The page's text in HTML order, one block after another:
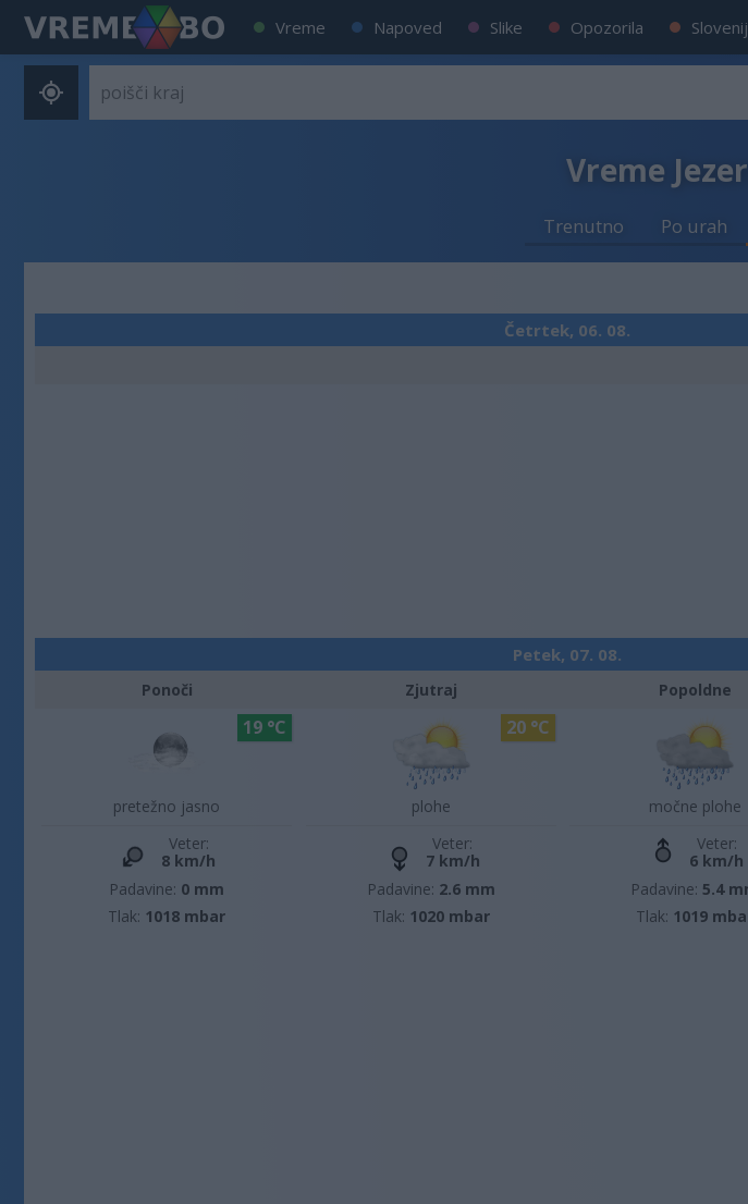
Vreme Napoved Slike Opozorila
Vreme
Trenutno Po urah
Četrtek, 06. 08.
Petek, 07. 08.
Ponoči
pretežno jasno
19 °C
Veter:
8 km/h
Padavine: 0 mm
Tlak: 1018 mbar
Zjutraj
plohe
20 °C
Veter:
7 km/h
Padavine: 2.6 mm
Tlak: 1020 mbar
Popoldne
močne plohe
Veter:
6 km/h
Padavine:5.4
Tlak: 1019